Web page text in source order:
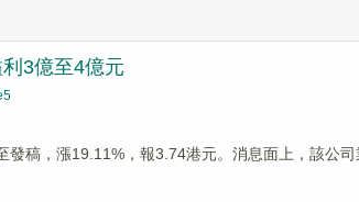
3億至4億元
發稿，漲19.11%，報3.74港元。消息面上，該公